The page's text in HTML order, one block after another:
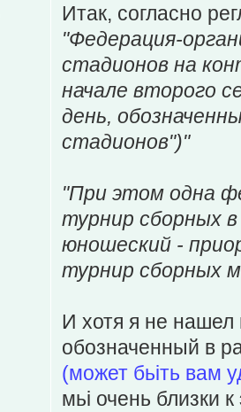
Итак, согласно
"Федерация-
стадионов на
начале второго
день,
стадионов")"
"При этом одна
турнир сборных
юношеский -
турнир сборных
И хотя я не
обозначенный в
(может бьіть вам
мьі очень близки